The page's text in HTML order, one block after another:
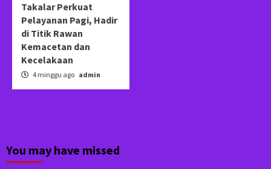
Takalar Perkuat
Pelayanan Pagi, Hadir
di Titik Rawan
Kemacetan dan
Kecelakaan
4 minggu ago admin
You may have missed